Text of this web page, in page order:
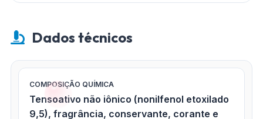
Dados técnicos
COMPOSIÇÃO QUÍMICA
Tensoativo não iônico (nonilfenol etoxilado
9,5), fragrância, conservante, corante e